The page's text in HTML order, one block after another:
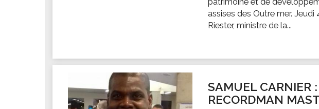
Les espaces numériques
Infos baignade
assises des Outre mer.
Riester, ministre de la...
SAMUEL CARNIER
RECORDMAN